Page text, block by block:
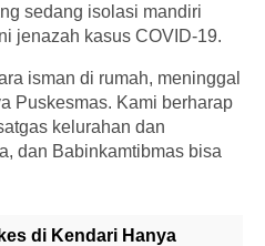
sedang isolasi mandiri
jenazah kasus COVID-19.
isman di rumah, meninggal
Puskesmas. Kami berharap
kelurahan dan
dan Babinkamtibmas bisa
di Kendari Hanya